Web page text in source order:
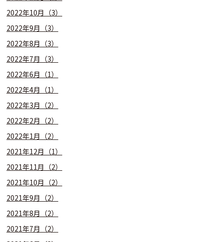
2022年10月（3）
2022年9月（3）
2022年8月（3）
2022年7月（3）
2022年6月（1）
2022年4月（1）
2022年3月（2）
2022年2月（2）
2022年1月（2）
2021年12月（1）
2021年11月（2）
2021年10月（2）
2021年9月（2）
2021年8月（2）
2021年7月（2）